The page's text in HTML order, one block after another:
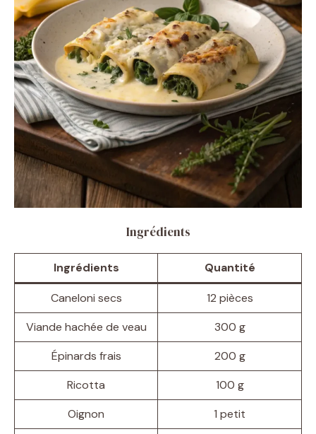
Ingrédients
Ingrédients Quantité
Caneloni secs
12 pièces
Viande hachée de veau
300 g
Épinards frais
200 g
Ricotta
100 g
Oignon
1 petit